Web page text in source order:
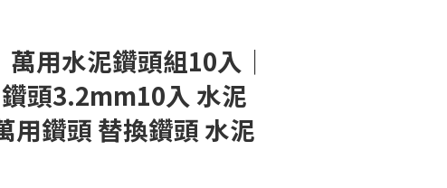
萬用水泥鑽頭組10入｜
頭3.2mm10入 水泥
用鑽頭 替換鑽頭 水泥